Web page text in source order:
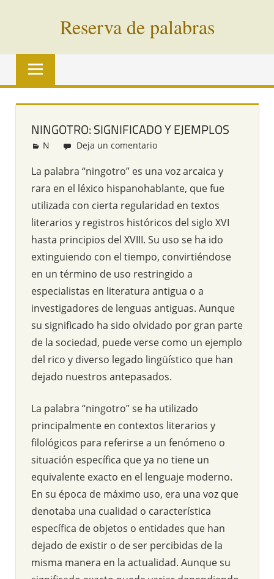
Reserva de palabras
Palabras
vías
todo
mundo
NINGOTRO: SIGNIFICADO Y EJEMPLOS
Redacción
N Deja un comentario
La palabra “ningotro” es una voz arcaica y
rara en el léxico hispanohablante, que fue
utilizada con cierta regularidad en textos
literarios y registros históricos del siglo XVI
hasta principios del XVIII. Su uso se ha ido
extinguiendo con el tiempo, convirtiéndose
en un término de uso restringido a
especialistas en literatura antigua o a
investigadores de lenguas antiguas. Aunque
su significado ha sido olvidado por gran parte
de la sociedad, puede verse como un ejemplo
del rico y diverso legado lingüístico que han
dejado nuestros antepasados.
La palabra “ningotro” se ha utilizado
principalmente en contextos literarios y
filológicos para referirse a un fenómeno o
situación específica que ya no tiene un
equivalente exacto en el lenguaje moderno.
En su época de máximo uso, era una voz que
denotaba una cualidad o característica
específica de objetos o entidades que han
dejado de existir o de ser percibidas de la
misma manera en la actualidad. Aunque su